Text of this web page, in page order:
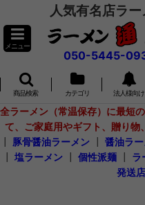
人気有名店ラ
メニュー
050-5445-
商品検索 カテゴリ 法人様向け
全ラーメン（常温保存）に最短
て、ご家庭用やギフト、贈り物
豚骨醤油ラーメン 醤油ラ
塩ラーメン 個性派麺 ラ
発送店